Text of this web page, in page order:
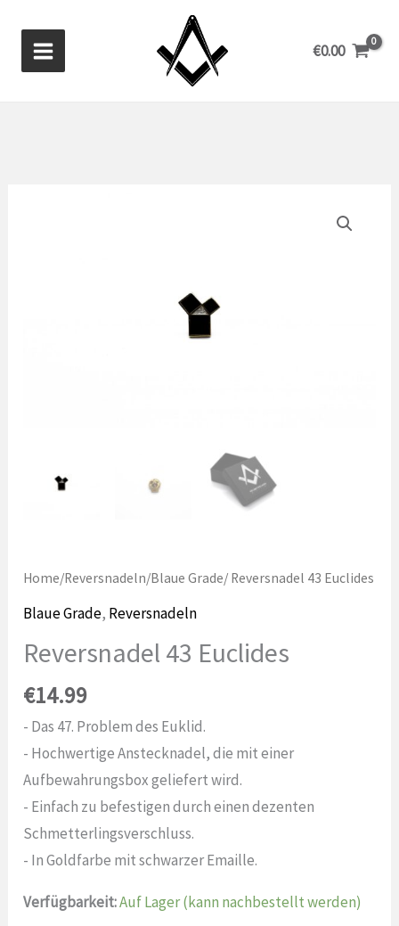
Inhalt
springen
€0.00
Home/Reversnadeln/Blaue Grade/ Reversnadel 43 Euclides
Blaue Grade, Reversnadeln
Reversnadel 43 Euclides
€14.99
- Das 47. Problem des Euklid.
- Hochwertige Anstecknadel, die mit einer
Aufbewahrungsbox geliefert wird.
- Einfach zu befestigen durch einen dezenten
Schmetterlingsverschluss.
- In Goldfarbe mit schwarzer Emaille.
Verfügbarkeit:Auf Lager (kann nachbestellt werden)